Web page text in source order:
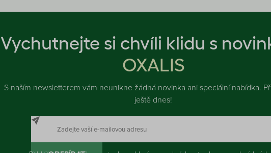
Vychutnejte si chvíli klidu s
OXALIS
S naším newsletterem vám neunikne žádná novinka ani speciální nabídka.
ještě dnes!